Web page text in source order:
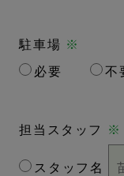
駐車場 ※
必要
不
担当スタッフ ※
スタッフ名